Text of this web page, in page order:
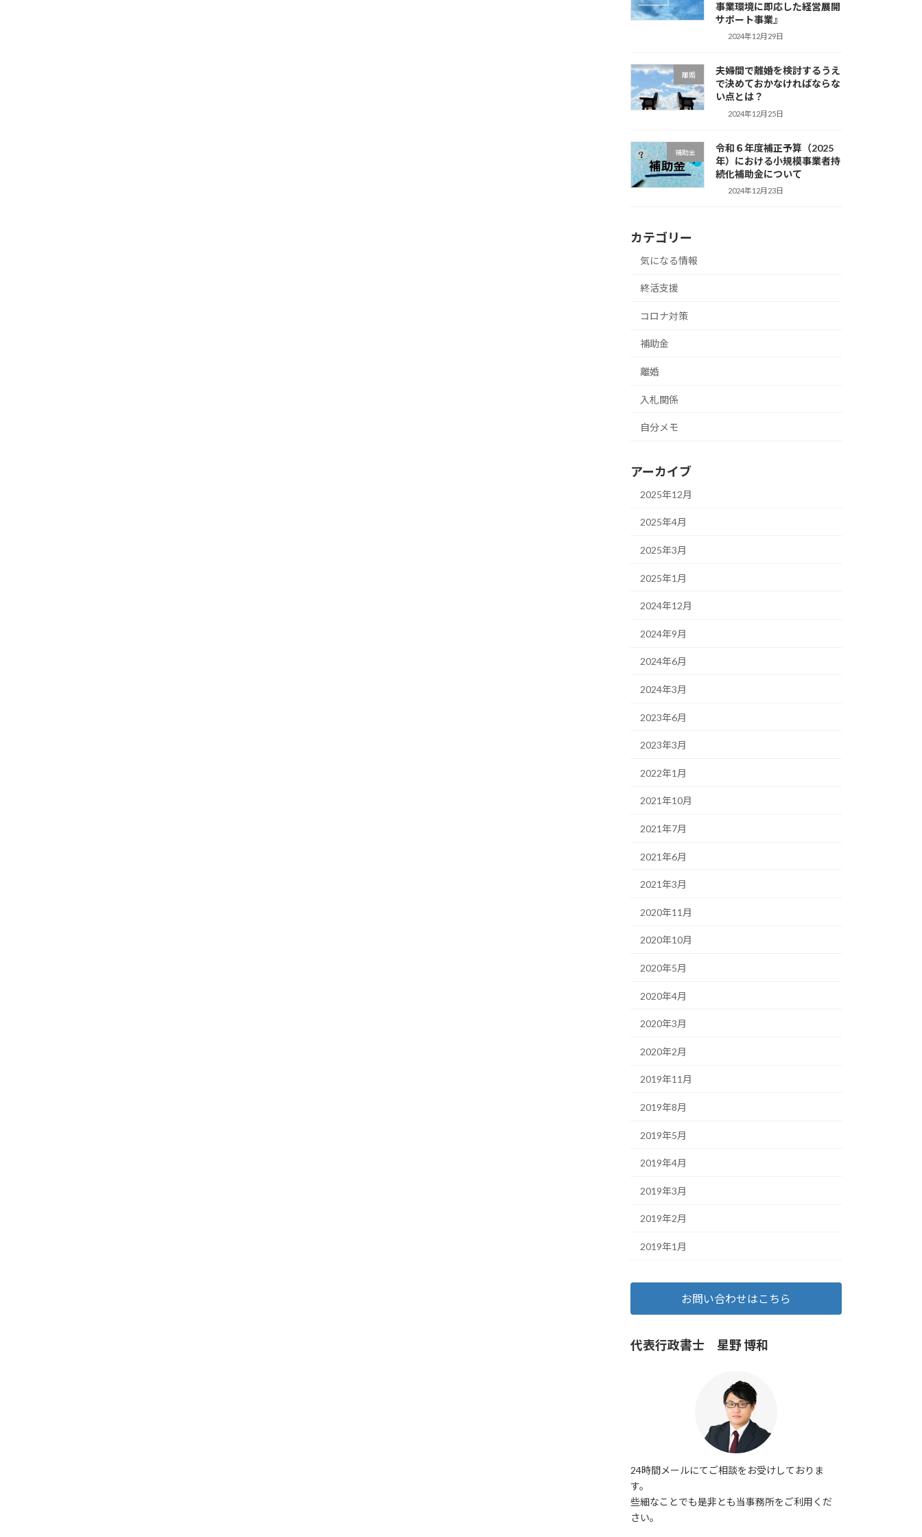
事業環境に即応した経営展開
サポート事業』
2024年12月29日
離婚
夫婦間で離婚を検討するうえ
で決めておかなければならな
い点とは？
2024年12月25日
補助金
令和６年度補正予算（2025
年）における小規模事業者持
続化補助金について
2024年12月23日
カテゴリー
気になる情報
終活支援
コロナ対策
補助金
離婚
入札関係
自分メモ
アーカイブ
2025年12月
2025年4月
2025年3月
2025年1月
2024年12月
2024年9月
2024年6月
2024年3月
2023年6月
2023年3月
2022年1月
2021年10月
2021年7月
2021年6月
2021年3月
2020年11月
2020年10月
2020年5月
2020年4月
2020年3月
2020年2月
2019年11月
2019年8月
2019年5月
2019年4月
2019年3月
2019年2月
2019年1月
お問い合わせはこちら
代表行政書士 星野 博和
24時間メールにてご相談をお受けしておりま
す。
些細なことでも是非とも当事務所をご利用くだ
さい。